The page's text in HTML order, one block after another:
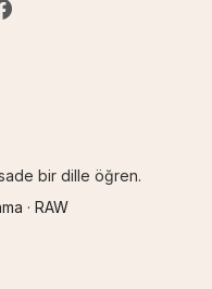
sade bir dille öğren.
· RAW